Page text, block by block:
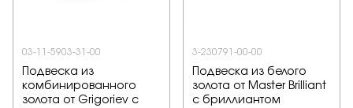
03-11-5903-31-00
Подвеска из
комбинированного
золота от Grigoriev с
3-230791-00-00
Подвеска из белого
золота от Master Brilliant
с бриллиантом